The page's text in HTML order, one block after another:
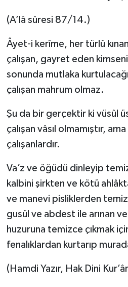
(A’lâ sûresi 87/14.)
Âyet-i kerîme, her türlü
çalışan, gayret eden
sonunda mutlaka
çalışan mahrum olmaz.
Şu da bir gerçektir ki vüsûl
çalışan vâsıl olmamıştır,
çalışanlardır.
Va’z ve öğüdü dinleyip
kalbini şirkten ve kötü
ve manevi pisliklerden
gusül ve abdest ile arınan ve
huzuruna temizce çıkmak
fenalıklardan kurtarıp
(Hamdi Yazır, Hak Dini